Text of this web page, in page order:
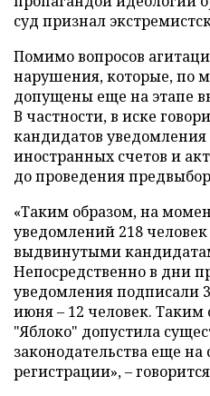
суд признал
Помимо вопросов
нарушения, которые, по
допущены еще на этапе
В частности, в иске
кандидатов уведомления
иностранных счетов и
до проведения
«Таким образом, на
уведомлений 218 человек
выдвинутыми
Непосредственно в дни
уведомления подписали
июня – 12 человек. Таким
"Яблоко" допустила
законодательства еще
регистрации», –